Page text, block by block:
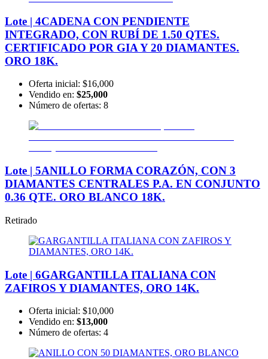
Lote | 4CADENA CON PENDIENTE
INTEGRADO, CON RUBÍ DE 1.50 QTES.
CERTIFICADO POR GIA Y 20 DIAMANTES.
ORO 18K.
Oferta inicial: $16,000
Vendido en: $25,000
Número de ofertas: 8
Lote | 5ANILLO FORMA CORAZÓN, CON 3
DIAMANTES CENTRALES P.A. EN CONJUNTO
0.36 QTE. ORO BLANCO 18K.
Retirado
Lote | 6GARGANTILLA ITALIANA CON
ZAFIROS Y DIAMANTES, ORO 14K.
Oferta inicial: $10,000
Vendido en: $13,000
Número de ofertas: 4